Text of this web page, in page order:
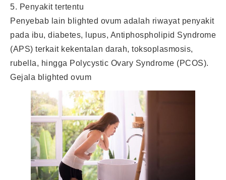
5. Penyakit tertentu
Penyebab lain blighted ovum adalah riwayat penyakit
pada ibu, diabetes, lupus, Antiphospholipid Syndrome
(APS) terkait kekentalan darah, toksoplasmosis,
rubella, hingga Polycystic Ovary Syndrome (PCOS).
Gejala blighted ovum